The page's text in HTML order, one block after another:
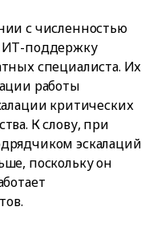
с численностью
ИТ-поддержку
специалиста. Их
работы
критических
К слову, при
эскалаций
поскольку он